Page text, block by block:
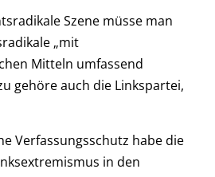
Szene müsse man
„mit
Mitteln umfassend
gehöre auch die Linkspartei,
Verfassungsschutz habe die
in den